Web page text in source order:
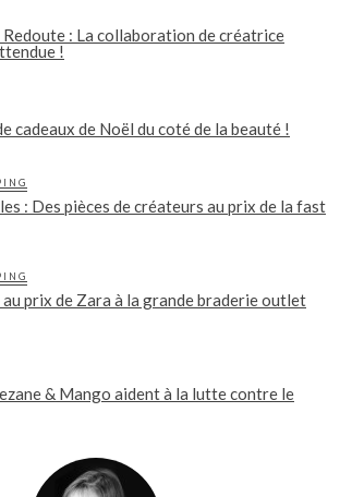
Redoute : La collaboration de créatrice
!
cadeaux de Noël du coté de la beauté !
: Des pièces de créateurs au prix de la fast
au prix de Zara à la grande braderie outlet
& Mango aident à la lutte contre le